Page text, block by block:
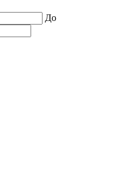
До